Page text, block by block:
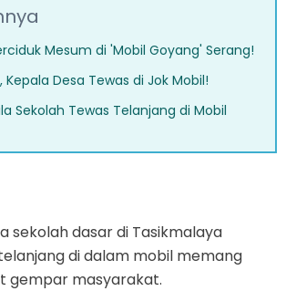
Mesum di 'Mobil Goyang' Serang!
Kepala Desa Tewas di Jok Mobil!
Sekolah Tewas Telanjang di Mobil
sekolah dasar di Tasikmalaya
di dalam mobil memang
gempar masyarakat.